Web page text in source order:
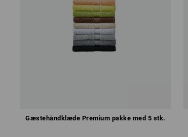
Gæstehåndklæde Premium pakke med 5 stk.